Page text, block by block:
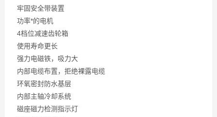
牢固安全带装置
功率*的电机
4档位减速齿轮箱
使用寿命更长
强力电磁铁，吸力大
内部电缆布置，拒绝裸露电缆
环氧密封防水基层
内部主轴冷却系统
磁座磁力检测指示灯